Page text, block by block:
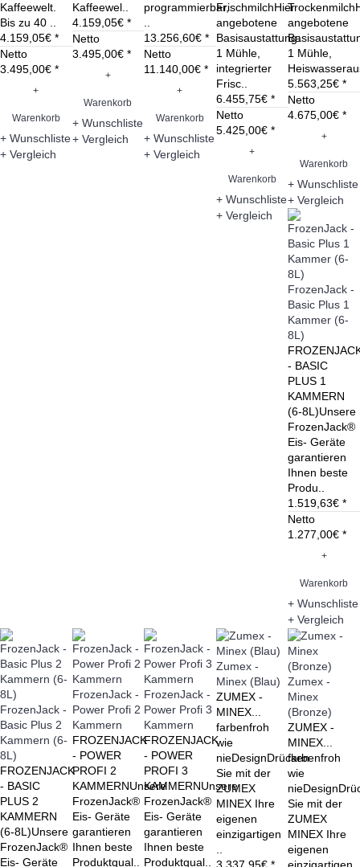
Kaffeewelt.
Bis zu 40 ..
4.159,05€ *
Netto
3.495,00€ *
+
Warenkorb
+ Wunschliste
+ Vergleich
Kaffeewel..
4.159,05€ *
Netto
3.495,00€ *
+
Warenkorb
+ Wunschliste
+ Vergleich
programmierbar,
..
13.256,60€ *
Netto
11.140,00€ *
+
Warenkorb
+ Wunschliste
+ Vergleich
FrischmilchHier
angebotene
Basisaustattung:
1 Mühle,
integrierter
Frisc..
6.455,75€ *
Netto
5.425,00€ *
+
Warenkorb
+ Wunschliste
+ Vergleich
angebotene
1 Mühle,
5.563,25€ *
Netto
4.675,00€ *
+
Warenkorb
+ Wunschliste
+ Vergleich
FrozenJack -
Basic Plus 1
Kammer (6-
8L)
- BASIC
PLUS 1
KAMMERN
(6-8L)Unsere
FrozenJack®
Eis- Geräte
garantieren
Ihnen beste
Produ..
1.519,63€ *
Netto
1.277,00€ *
+
Warenkorb
+ Wunschliste
+ Vergleich
FrozenJack -
Basic Plus 2
Kammern (6-
8L)
FROZENJACK
- BASIC
PLUS 2
KAMMERN
(6-8L)Unsere
FrozenJack®
Eis- Geräte
FrozenJack -
Power Profi 2
Kammern
FROZENJACK
- POWER
PROFI 2
KAMMERNUnsere
FrozenJack®
Eis- Geräte
garantieren
Ihnen beste
Produktqual..
FrozenJack -
Power Profi 3
Kammern
FROZENJACK
- POWER
PROFI 3
KAMMERNUnsere
FrozenJack®
Eis- Geräte
garantieren
Ihnen beste
Produktqual..
Zumex -
Minex (Blau)
ZUMEX -
MINEX...
farbenfroh
wie
nieDesignDrücken
Sie mit der
ZUMEX
MINEX Ihre
eigenen
einzigartigen
3.337,95€ *
Zumex -
Minex
(Bronze)
ZUMEX -
MINEX...
farbenfroh
wie
Sie mit der
ZUMEX
MINEX Ihre
eigenen
einzigartigen